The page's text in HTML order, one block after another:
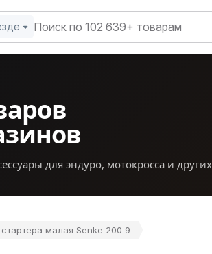
для эндуро, мотокросса и
малая Senke 200 9